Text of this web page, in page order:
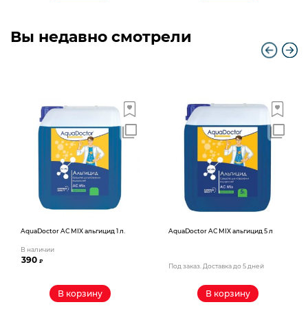
Вы недавно смотрели
AquaDoctor AС MIX альгицид 1 л.
В наличии
390₽
В корзину
AquaDoctor AС MIX альгицид 5 л
Под заказ. Доставка до 5 дней
В корзину